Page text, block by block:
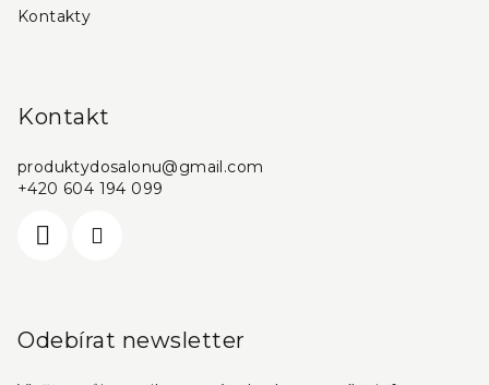
Kontakty
Kontakt
produktydosalonu@gmail.com
+420 604 194 099
Odebírat newsletter